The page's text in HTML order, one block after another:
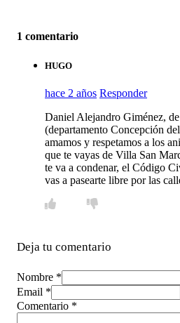
1 comentario
HUGO
hace 2 años Responder
Daniel Alejandro Giménez,
(departamento Concepción
amamos y respetamos a los
que te vayas de Villa San
te va a condenar, el Código
vas a pasearte libre por las
Deja tu comentario
Nombre *
Email *
Comentario *